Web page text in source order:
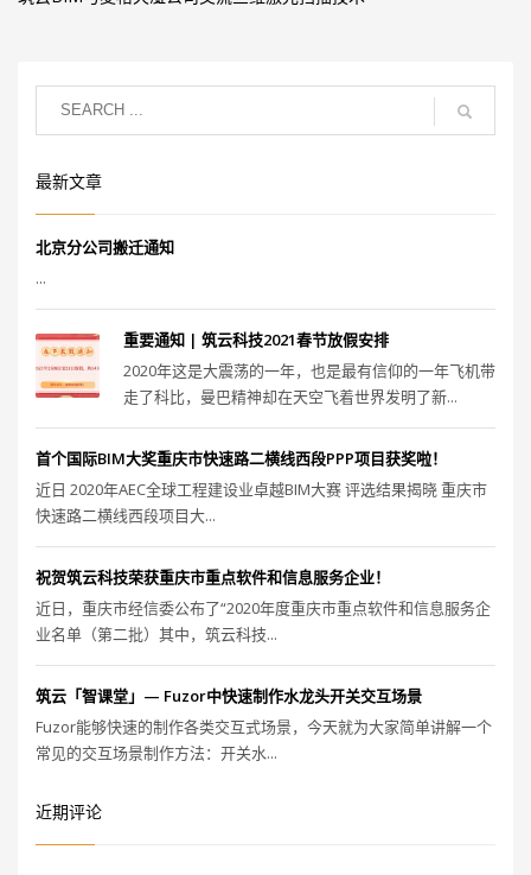
最新文章
北京分公司搬迁通知
...
重要通知 | 筑云科技2021春节放假安排
2020年这是大震荡的一年，也是最有信仰的一年飞机带
走了科比，曼巴精神却在天空飞着世界发明了新...
首个国际BIM大奖重庆市快速路二横线西段PPP项目获奖啦！
近日 2020年AEC全球工程建设业卓越BIM大赛 评选结果揭晓 重庆市
快速路二横线西段项目大...
祝贺筑云科技荣获重庆市重点软件和信息服务企业！
近日，重庆市经信委公布了“2020年度重庆市重点软件和信息服务企
业名单（第二批）其中，筑云科技...
筑云「智课堂」— Fuzor中快速制作水龙头开关交互场景
Fuzor能够快速的制作各类交互式场景，今天就为大家简单讲解一个
常见的交互场景制作方法：开关水...
近期评论